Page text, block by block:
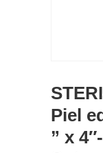
Piel
” x